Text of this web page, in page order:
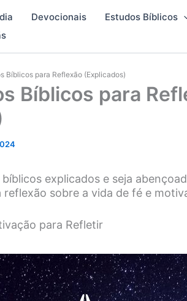
Devocionais Estudos Bíblicos
Bíblicos para Reflexão (Explicados)
Bíblicos para
explicados e seja
sobre a vida de fé e
para Refletir